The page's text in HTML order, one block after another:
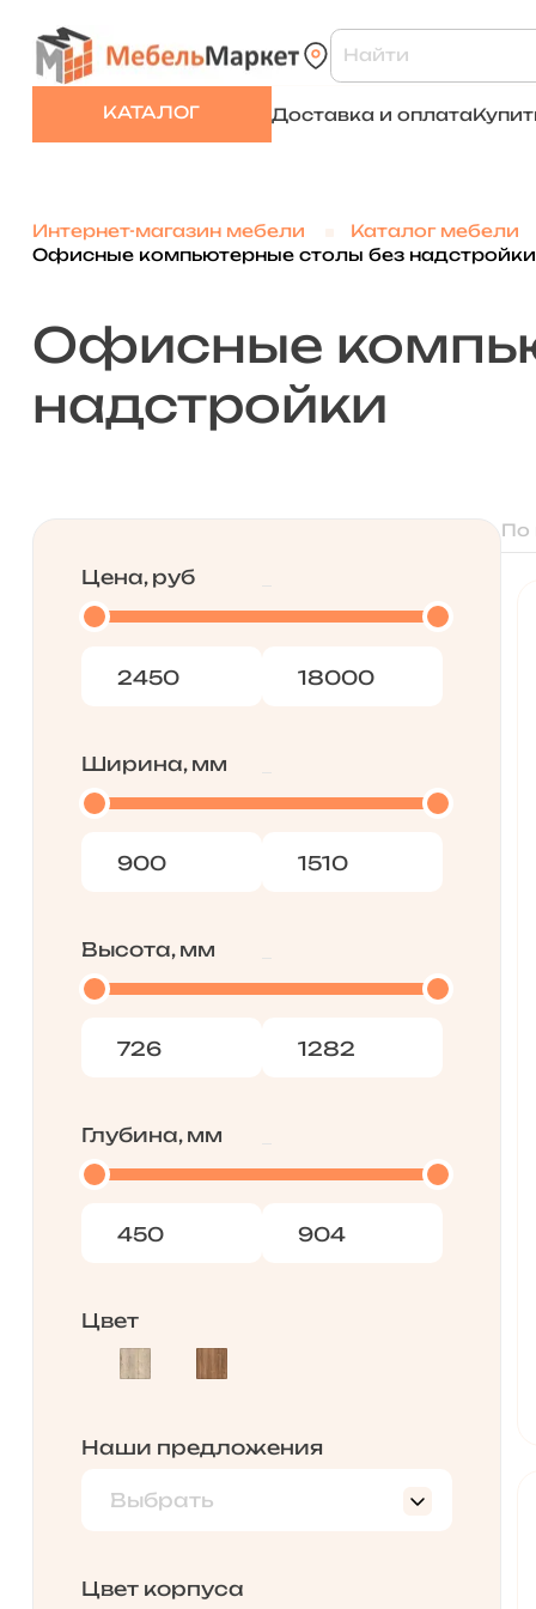
КАТАЛОГ Доставка и оплата
Интернет-магазин мебели Каталог мебели
Офисные компьютерные столы без надстройки
Офисные
надстройки
Цена, руб
Ширина, мм
Высота, мм
Глубина, мм
Цвет
Наши предложения
Выбрать
Цвет корпуса
По